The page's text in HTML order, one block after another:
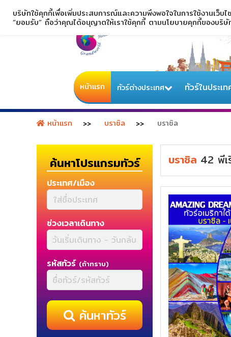
หน้าแรก ทัวร์ต่างประเทศ ทัวร์ในประเท
หน้าแรก บราซิล บราซิล
ค้นหาโปรแกรมทัวร์
ประเทศ/เมือง
ช่วงเวลาเดินทาง
รหัสทัวร์ (ถ้าทราบ)
ค้นหาทัวร์
บราซิล 42 พี
บริษัทใช้คุกกี้เพื่อเพิ่มประสบการณ์และความพึงพอใจในการใช้งานเว็
“ยอมรับ” ถือว่าคุณได้อนุญาตให้เราใช้คุกกี้ ตามนโยบายคุกกี้ของบริษั